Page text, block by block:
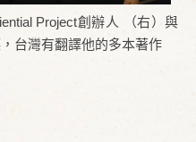
Project創辦人 （右）與
台灣有翻譯他的多本著作